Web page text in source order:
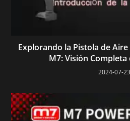
Explorando la Pistola de
M7: Visión Completa
2024-07-23